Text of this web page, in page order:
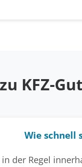
KFZ-
Wie schnell
der Regel